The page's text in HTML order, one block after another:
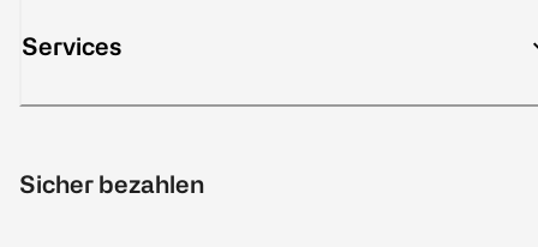
Services
Sicher bezahlen